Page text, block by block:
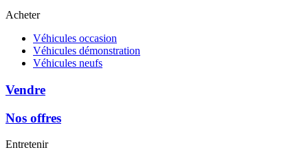
Acheter
Véhicules occasion
Véhicules démonstration
Véhicules neufs
Vendre
Nos offres
Entretenir